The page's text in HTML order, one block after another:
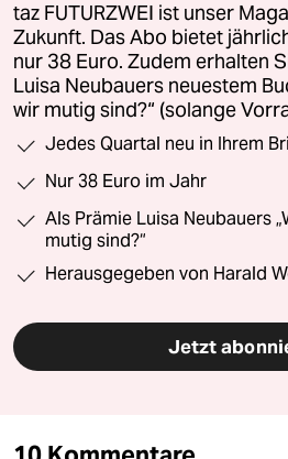
taz FUTURZWEI ist unser
Zukunft. Das Abo bietet
nur 38 Euro. Zudem erhalten
Luisa Neubauers neuestem
wir mutig sind?“ (solange
Jedes Quartal neu in Ihrem
Nur 38 Euro im Jahr
Als Prämie Luisa Neubauers
mutig sind?“
Herausgegeben von Harald
Jetzt